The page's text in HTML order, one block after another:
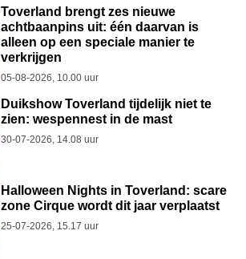
Toverland brengt zes nieuwe
achtbaanpins uit: één daarvan is
alleen op een speciale manier te
verkrijgen
05-08-2026, 10.00 uur
Duikshow Toverland tijdelijk niet te
zien: wespennest in de mast
30-07-2026, 14.08 uur
Halloween Nights in Toverland: scare
zone Cirque wordt dit jaar verplaatst
25-07-2026, 15.17 uur